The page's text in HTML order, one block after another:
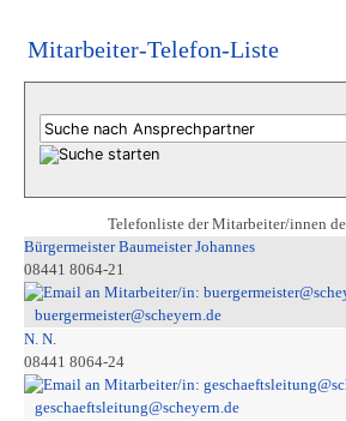
Mitarbeiter-Telefon-Liste
Telefonliste der Mitarbeiter/innen
Bürgermeister Baumeister Johannes
08441 8064-21
buergermeister@scheyern.de
N. N.
08441 8064-24
geschaeftsleitung@scheyern.de